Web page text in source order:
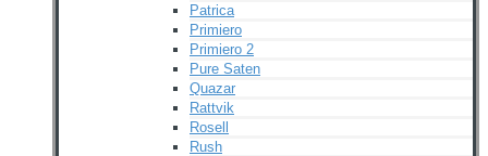
Patrica
Primiero
Primiero 2
Pure Saten
Quazar
Rattvik
Rosell
Rush